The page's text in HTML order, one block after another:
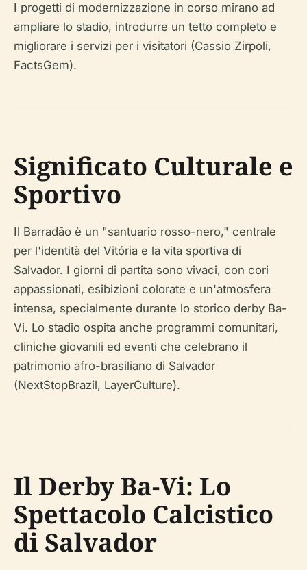
I progetti di modernizzazione in corso mirano ad
ampliare lo stadio, introdurre un tetto completo e
migliorare i servizi per i visitatori (Cassio Zirpoli,
FactsGem).
Significato Culturale e
Sportivo
Il Barradão è un "santuario rosso-nero," centrale
per l'identità del Vitória e la vita sportiva di
Salvador. I giorni di partita sono vivaci, con cori
appassionati, esibizioni colorate e un'atmosfera
intensa, specialmente durante lo storico derby Ba-
Vi. Lo stadio ospita anche programmi comunitari,
cliniche giovanili ed eventi che celebrano il
patrimonio afro-brasiliano di Salvador
(NextStopBrazil, LayerCulture).
Il Derby Ba-Vi: Lo
Spettacolo Calcistico
di Salvador